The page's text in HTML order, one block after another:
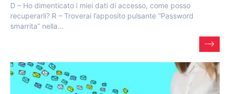
D – Ho dimenticato i miei dati di accesso, come posso
recuperarli? R – Troverai l’apposito pulsante “Password
smarrita” nella...